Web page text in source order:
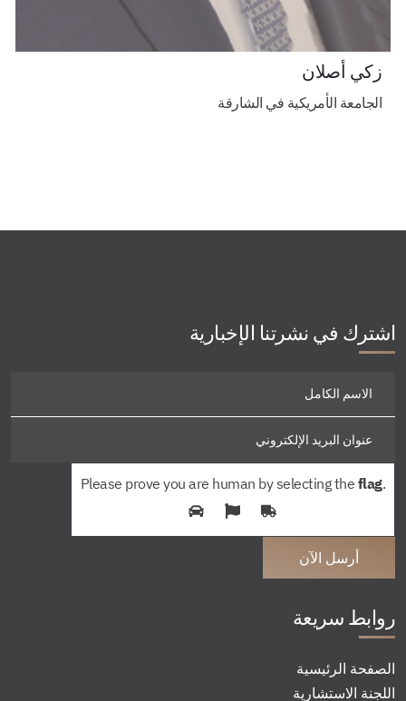
زكي أصلان
الجامعة الأمريكية في الشارقة
اشترك في نشرتنا الإخبارية
Please prove you are human by selecting the flag.
روابط سريعة
الصفحة الرئيسية
اللجنة الاستشارية